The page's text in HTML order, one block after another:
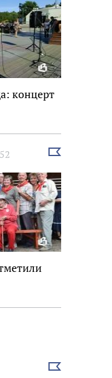
концерт
Выбрать
Выбрать